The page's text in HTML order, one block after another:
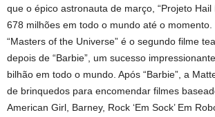
que o épico astronauta de março, “Projeto Hail
678 milhões em todo o mundo até o momento.
“Masters of the Universe” é o segundo filme
depois de “Barbie”, um sucesso
bilhão em todo o mundo. Após “Barbie”, a
de brinquedos para encomendar filmes
American Girl, Barney, Rock ‘Em Sock’ Em